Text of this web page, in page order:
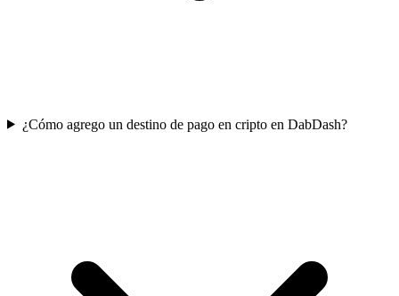
¿Cómo agrego un destino de pago en cripto en DabDash?